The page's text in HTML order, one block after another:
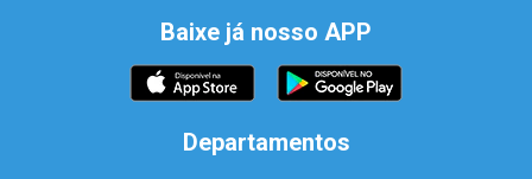
Baixe já nosso APP
Departamentos